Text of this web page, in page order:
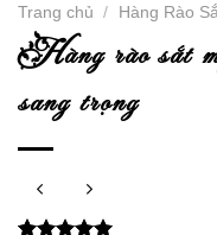
Trang chủ / Hàng Rào
hàng rào sắt
sang trọng